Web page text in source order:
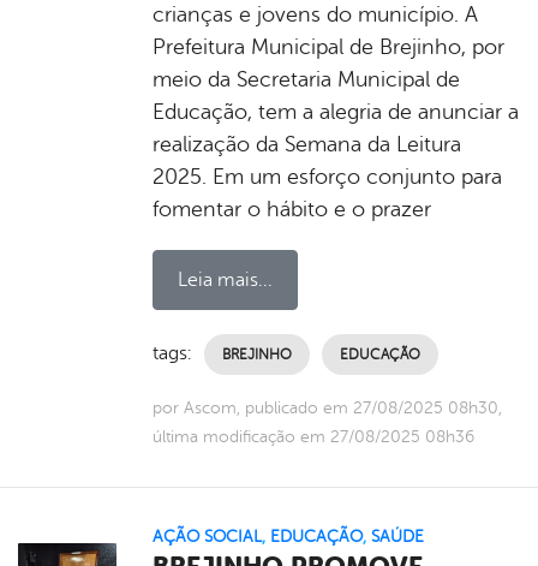
crianças e jovens do município. A
Prefeitura Municipal de Brejinho, por
meio da Secretaria Municipal de
Educação, tem a alegria de anunciar a
realização da Semana da Leitura
2025. Em um esforço conjunto para
fomentar o hábito e o prazer
Leia mais...
tags: BREJINHO EDUCAÇÃO
por Ascom, publicado em 27/08/2025 08h30,
última modificação em 27/08/2025 08h36
AÇÃO SOCIAL, EDUCAÇÃO, SAÚDE